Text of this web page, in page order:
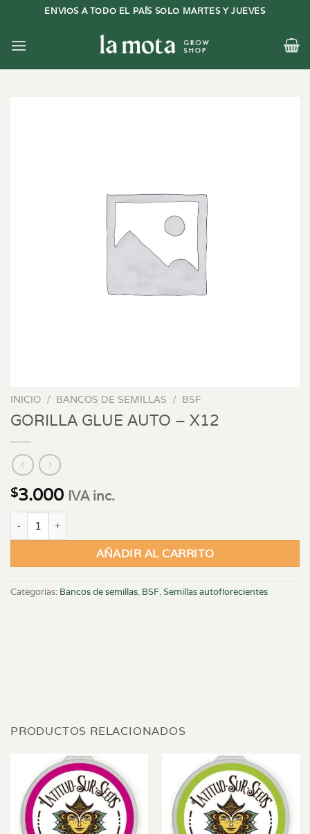
contenido
ENVIOS A TODO EL PAÍS SOLO MARTES Y JUEVES
INICIO / BANCOS DE SEMILLAS / BSF
GORILLA GLUE AUTO – X12
$3.000 IVA inc.
GORILLA GLUE AUTO - X12 cantidad
AÑADIR AL CARRITO
Categorías: Bancos de semillas, BSF,Semillas autoflorecientes
PRODUCTOS RELACIONADOS